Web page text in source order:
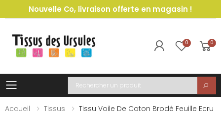
Nouvelle Co, livraison offerte en magasin !
0 0
Toggle mobile menu
Recherche
Accueil
Tissus Tissu Voile De Coton Brodé Feuille Ecru